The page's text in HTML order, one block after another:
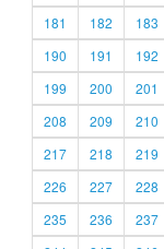
181
182 183
190
191 192
199
200 201
208
209 210
217
218 219
226
227 228
235
236 237